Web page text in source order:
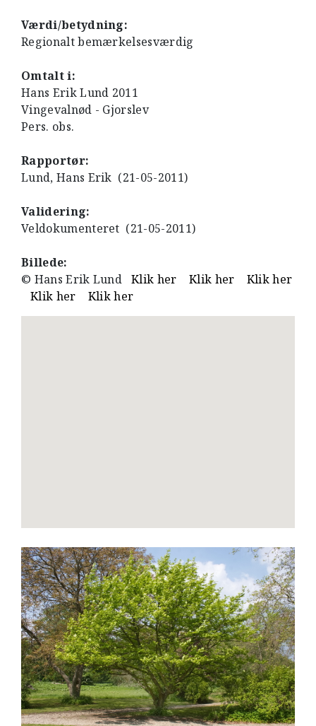
Værdi/betydning:
Regionalt bemærkelsesværdig
Omtalt i:
Hans Erik Lund 2011
Vingevalnød - Gjorslev
Pers. obs.
Rapportør:
Lund, Hans Erik (21-05-2011)
Validering:
Veldokumenteret (21-05-2011)
Billede:
© Hans Erik LundKlik her Klik her
Klik her
Klik her
Klik her